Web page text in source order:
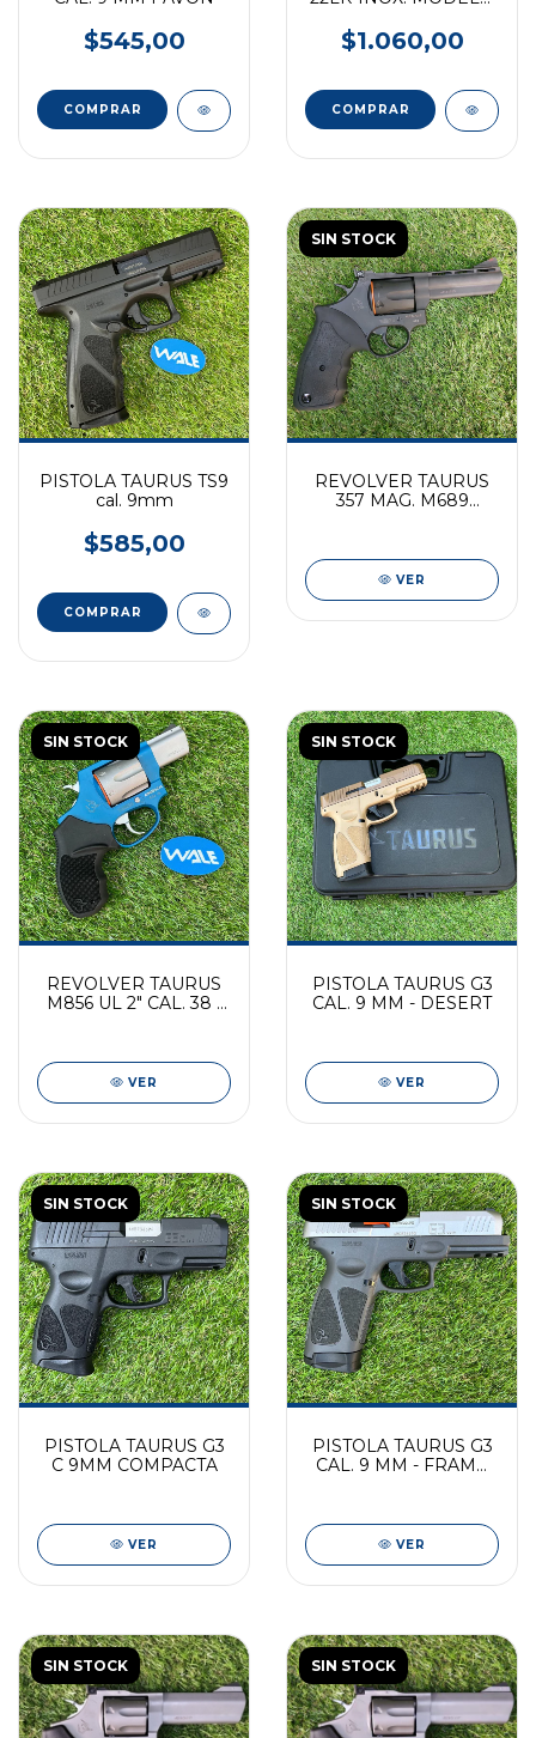
$545,00 $1.060,00
PISTOLA TAURUS TS9
cal. 9mm
$585,00
SIN STOCK
REVOLVER TAURUS
357 MAG. M689
VER
SIN STOCK
REVOLVER TAURUS
M856 UL 2" CAL. 38 -
VER
SIN STOCK
PISTOLA TAURUS G3
CAL. 9 MM - DESERT
VER
SIN STOCK
PISTOLA TAURUS G3
C 9MM COMPACTA
VER
SIN STOCK
PISTOLA TAURUS G3
CAL. 9 MM - FRAME
VER
SIN STOCK SIN STOCK